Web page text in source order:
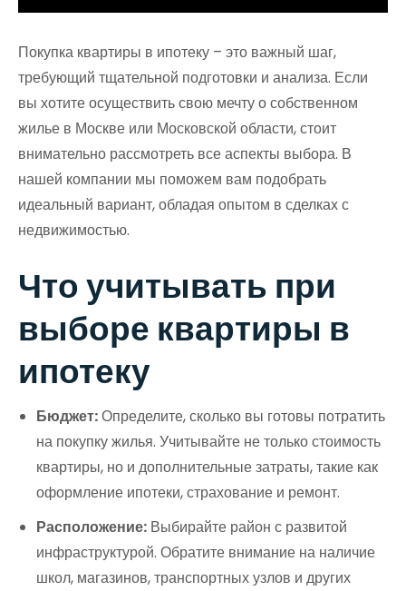
Покупка квартиры в ипотеку – это важный шаг,
требующий тщательной подготовки и анализа. Если
вы хотите осуществить свою мечту о собственном
жилье в Москве или Московской области, стоит
внимательно рассмотреть все аспекты выбора. В
нашей компании мы поможем вам подобрать
идеальный вариант, обладая опытом в сделках с
недвижимостью.
Что учитывать при
выборе квартиры в
ипотеку
Бюджет:Определите, сколько вы готовы потратить
на покупку жилья. Учитывайте не только стоимость
квартиры, но и дополнительные затраты, такие как
оформление ипотеки, страхование и ремонт.
Расположение: Выбирайте район с развитой
инфраструктурой. Обратите внимание на наличие
школ, магазинов, транспортных узлов и других